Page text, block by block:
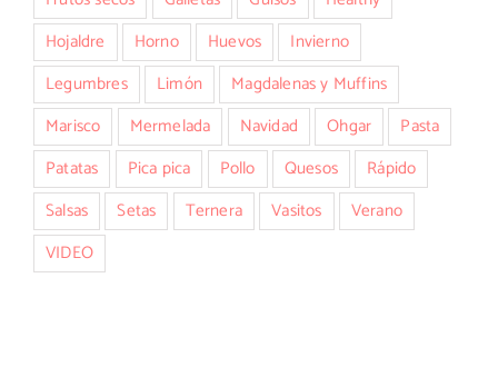
Hojaldre
Horno Huevos
Invierno
Legumbres
Limón
Magdalenas y Muffins
Marisco
Mermelada Navidad Ohgar
Pasta
Patatas
Pica pica Pollo Quesos
Rápido
Salsas
Setas Ternera Vasitos
Verano
VIDEO